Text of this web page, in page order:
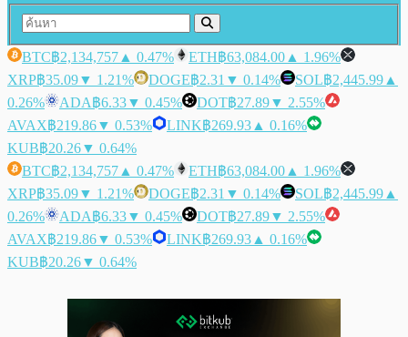
BTC฿2,134,757 ▲ 0.47% ETH฿63,084.00 ▲ 1.96%
XRP฿35.09▼ 1.21% DOGE฿2.31 ▼ 0.14% SOL฿2,445.99 ▲
0.26%
ADA฿6.33▼ 0.45% DOT฿27.89▼ 2.55%
AVAX฿219.86▼ 0.53% LINK฿269.93 ▲ 0.16%
KUB฿20.26▼ 0.64%
BTC฿2,134,757 ▲ 0.47% ETH฿63,084.00 ▲ 1.96%
XRP฿35.09▼ 1.21% DOGE฿2.31 ▼ 0.14% SOL฿2,445.99 ▲
0.26%
ADA฿6.33▼ 0.45% DOT฿27.89▼ 2.55%
AVAX฿219.86▼ 0.53% LINK฿269.93 ▲ 0.16%
KUB฿20.26▼ 0.64%